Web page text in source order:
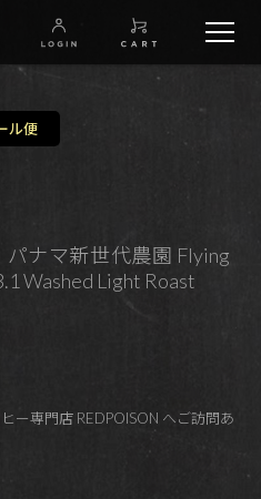
ル便
ナマ新世代農園 Flying
Washed Light Roast
ー専門店 REDPOISON へご訪問あ